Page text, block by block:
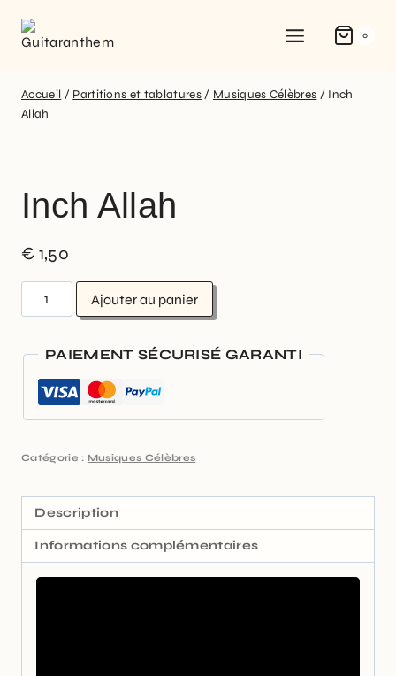
0
Accueil / Partitions et tablatures / Musiques Célèbres / Inch
Allah
Inch Allah
€ 1,50
Ajouter au panier
PAIEMENT SÉCURISÉ GARANTI
Catégorie : Musiques Célèbres
Description
Informations complémentaires